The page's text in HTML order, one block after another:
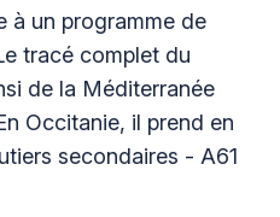
à un programme de
tracé complet du
de la Méditerranée
Occitanie, il prend en
secondaires - A61